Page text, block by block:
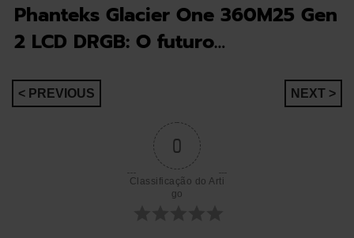
Phanteks Glacier One 360M25 Gen
2 LCD DRGB: O futuro…
Navegação
< PREVIOUS NEXT >
0
Classificação do Arti
go